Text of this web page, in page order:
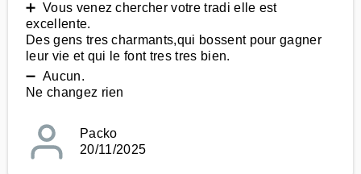
➕ Vous venez chercher votre tradi elle est
excellente.
Des gens tres charmants,qui bossent pour gagner
leur vie et qui le font tres tres bien.
➖ Aucun.
Ne changez rien
Packo
20/11/2025